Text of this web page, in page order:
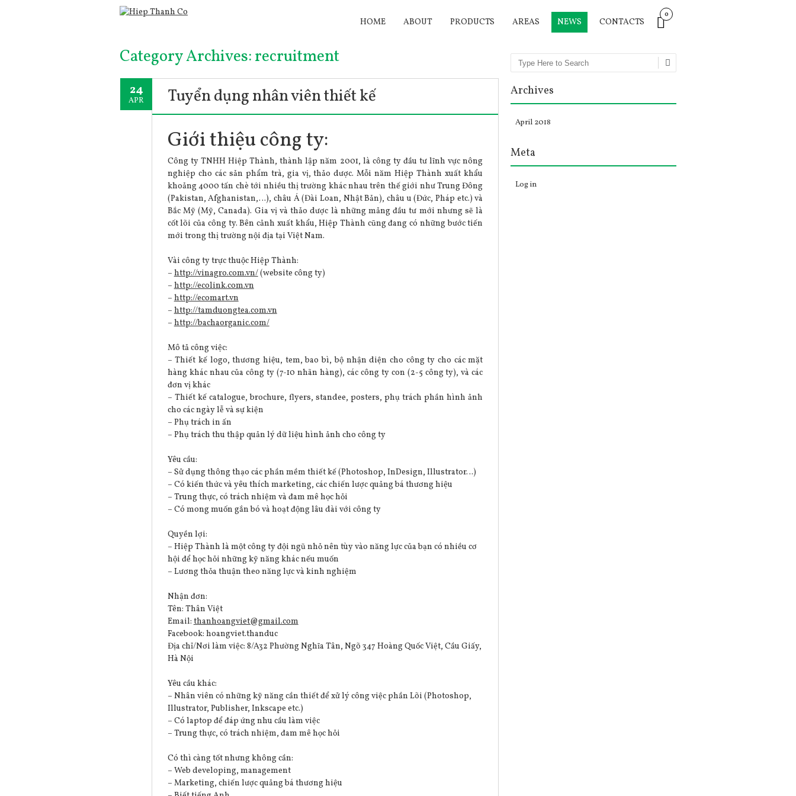
0
HOME ABOUT PRODUCTS AREAS NEWS CONTACTS
Category Archives:recruitment
24
APR Tuyển dụng nhân viên thiết kế
Giới thiệu công ty:
Công ty TNHH Hiệp Thành, thành lập năm 2001, là công ty đầu tư lĩnh vực nông
nghiệp cho các sản phẩm trà, gia vị, thảo dược. Mỗi năm Hiệp Thành xuất khẩu
khoảng 4000 tấn chè tới nhiều thị trường khác nhau trên thế giới như Trung Đông
(Pakistan, Afghanistan,…), châu Á (Đài Loan, Nhật Bản), châu u (Đức, Pháp etc.) và
Bắc Mỹ (Mỹ, Canada). Gia vị và thảo dược là những mảng đầu tư mới nhưng sẽ là
cốt lõi của công ty. Bên cảnh xuất khẩu, Hiệp Thành cũng đang có những bước tiến
mới trong thị trường nội địa tại Việt Nam.
Vài công ty trực thuộc Hiệp Thành:
–http://vinagro.com.vn/(website công ty)
–http://ecolink.com.vn
–http://ecomart.vn
–http://tamduongtea.com.vn
–http://bachaorganic.com/
Mô tả công việc:
– Thiết kế logo, thương hiệu, tem, bao bì, bộ nhận diện cho công ty cho các mặt
hàng khác nhau của công ty (7-10 nhãn hàng), các công ty con (2-5 công ty), và các
đơn vị khác
– Thiết kế catalogue, brochure, flyers, standee, posters, phụ trách phần hình ảnh
cho các ngày lễ và sự kiện
– Phụ trách in ấn
– Phụ trách thu thập quản lý dữ liệu hình ảnh cho công ty
Yêu cầu:
– Sử dụng thông thạo các phần mềm thiết kế (Photoshop, InDesign, Illustrator…)
– Có kiến thức và yêu thích marketing, các chiến lược quảng bá thương hiệu
– Trung thực, có trách nhiệm và đam mê học hỏi
– Có mong muốn gắn bó và hoạt động lâu dài với công ty
Quyền lợi:
– Hiệp Thành là một công ty đội ngũ nhỏ nên tùy vào năng lực của bạn có nhiều cơ
hội để học hỏi những kỹ năng khác nếu muốn
– Lương thỏa thuận theo năng lực và kinh nghiệm
Nhận đơn:
Tên: Thân Việt
Email:thanhoangviet@gmail.com
Facebook: hoangviet.thanduc
Địa chỉ/Nơi làm việc: 8/A32 Phường Nghĩa Tân, Ngõ 347 Hoàng Quốc Việt, Cầu Giấy,
Hà Nội
Yêu cầu khác:
– Nhân viên có những kỹ năng cần thiết để xử lý công việc phần Lõi (Photoshop,
Illustrator, Publisher, Inkscape etc.)
– Có laptop để đáp ứng nhu cầu làm việc
– Trung thực, có trách nhiệm, đam mê học hỏi
Có thì càng tốt nhưng không cần:
– Web developing, management
– Marketing, chiến lược quảng bá thương hiệu
Search
Archives
April 2018
Meta
Log in